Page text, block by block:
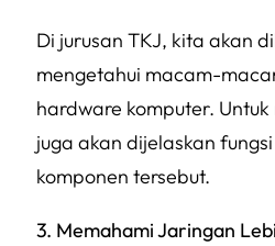
Di jurusan TKJ, kita akan
mengetahui macam-
hardware komputer.
juga akan dijelaskan
komponen tersebut.
3. Memahami Jaringan